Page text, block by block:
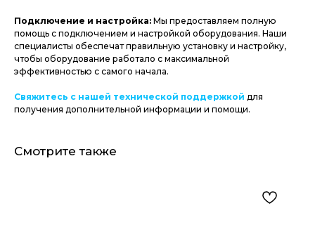
Подключение и настройка: Мы предоставляем полную
помощь с подключением и настройкой оборудования. Наши
специалисты обеспечат правильную установку и настройку,
чтобы оборудование работало с максимальной
эффективностью с самого начала.
Свяжитесь с нашей технической поддержкой для
получения дополнительной информации и помощи.
Смотрите также